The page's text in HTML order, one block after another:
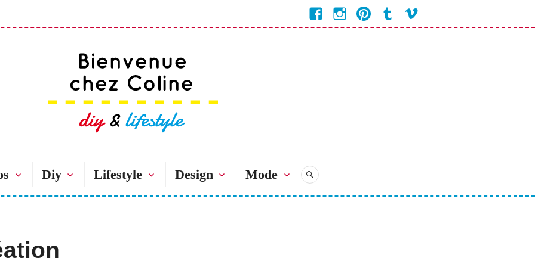
Facebook
Bienvenue
Chez
Instagram
Bienvenue
Chez
Pinterest
Bienvenue
Chez
Tumblr
Bienvenue
Chezchez
Bienvenue chez Coline
Diy Lifestyle Design Mode RECHERCHE